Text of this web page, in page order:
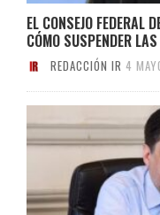
EL CONSEJO FEDERAL
CÓMO SUSPENDER
REDACCIÓN IR 4